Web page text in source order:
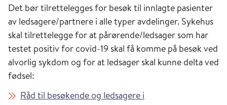
Det bør tilrettelegges for besøk til innlagte pasienter
av ledsagere/partnere i alle typer avdelinger. Sykehus
skal tilrettelegge for at pårørende/ledsager som har
testet positiv for covid-19 skal få komme på besøk ved
alvorlig sykdom og for at ledsager skal kunne delta ved
fødsel:
Råd til besøkende og ledsagere i